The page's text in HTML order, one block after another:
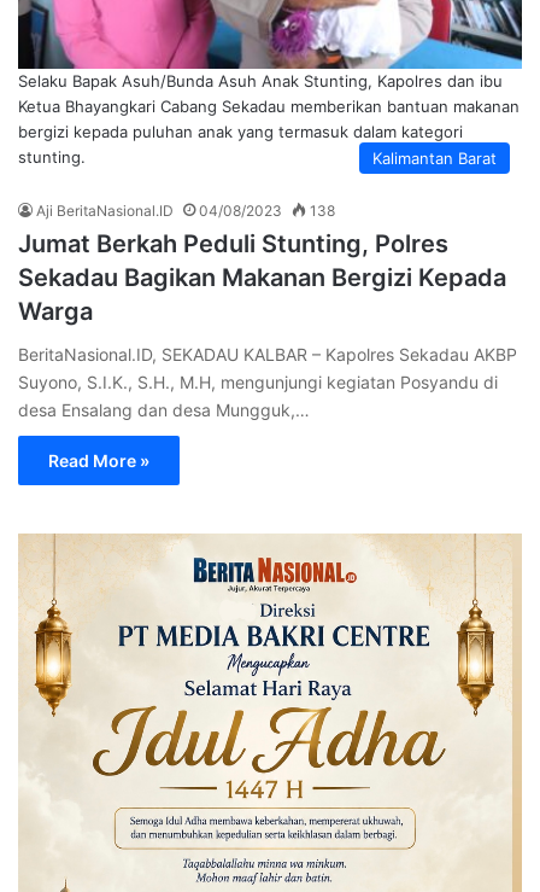
Kalimantan Barat
Selaku Bapak Asuh/Bunda Asuh Anak Stunting, Kapolres dan ibu
Ketua Bhayangkari Cabang Sekadau memberikan bantuan makanan
bergizi kepada puluhan anak yang termasuk dalam kategori
stunting.
Aji BeritaNasional.ID 04/08/2023 138
Jumat Berkah Peduli Stunting, Polres
Sekadau Bagikan Makanan Bergizi Kepada
Warga
BeritaNasional.ID, SEKADAU KALBAR – Kapolres Sekadau AKBP
Suyono, S.I.K., S.H., M.H, mengunjungi kegiatan Posyandu di
desa Ensalang dan desa Mungguk,…
Read More »